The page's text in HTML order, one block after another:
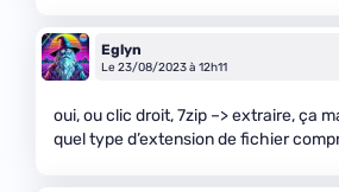
Eglyn
Le 23/08/2023 à 12h11
oui, ou clic droit, 7zip –> extraire, ça
quel type d’extension de fichier